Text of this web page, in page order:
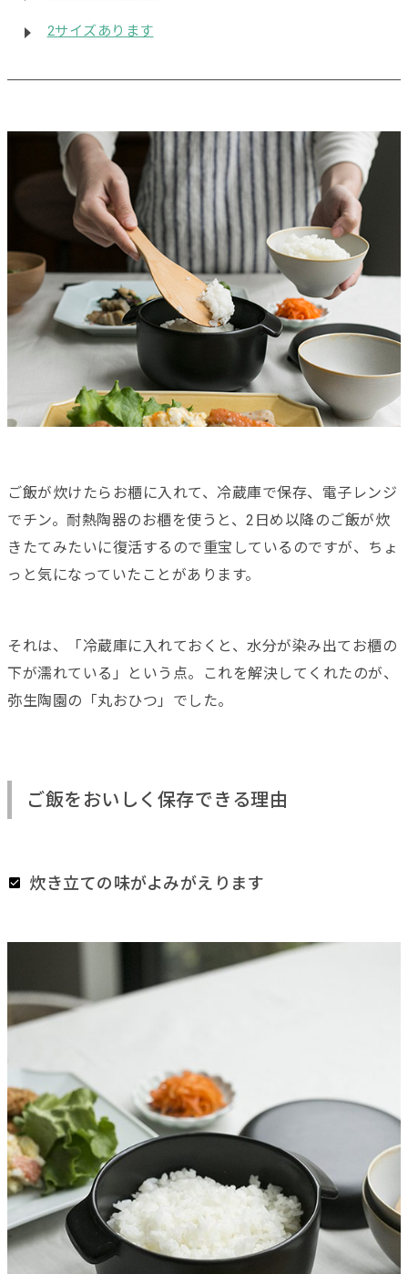
2サイズあります
ご飯が炊けたらお櫃に入れて、冷蔵庫で保存、電子レンジ
でチン。耐熱陶器のお櫃を使うと、2日め以降のご飯が炊
きたてみたいに復活するので重宝しているのですが、ちょ
っと気になっていたことがあります。
それは、「冷蔵庫に入れておくと、水分が染み出てお櫃の
下が濡れている」という点。これを解決してくれたのが、
弥生陶園の「丸おひつ」でした。
ご飯をおいしく保存できる理由
炊き立ての味がよみがえります